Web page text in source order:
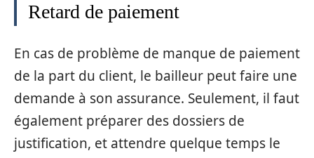
Retard de paiement
En cas de problème de manque de paiement
de la part du client, le bailleur peut faire une
demande à son assurance. Seulement, il faut
également préparer des dossiers de
justification, et attendre quelque temps le